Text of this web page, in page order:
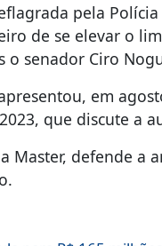
pela
de se elevar o
senador Ciro
em
que discute a
Master, defende a